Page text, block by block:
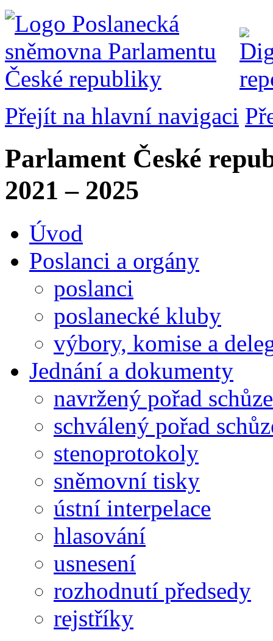
Přejít na hlavní navigaci
Parlament České
2021 – 2025
Úvod
Poslanci a orgány
poslanci
poslanecké kluby
výbory, komise a
Jednání a dokumenty
navržený pořad schůze
schválený pořad
stenoprotokoly
sněmovní tisky
ústní interpelace
hlasování
usnesení
rozhodnutí předsedy
rejstříky